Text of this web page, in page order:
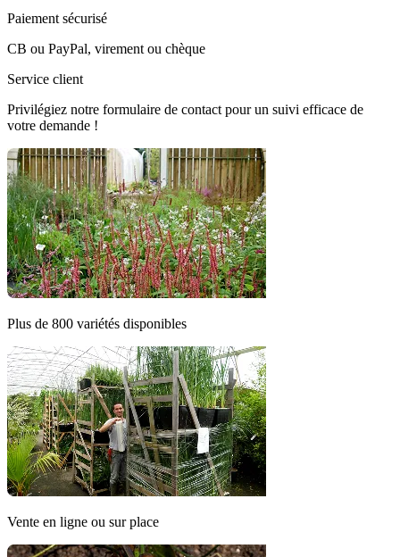
Paiement sécurisé
CB ou PayPal, virement ou chèque
Service client
Privilégiez notre formulaire de contact pour un suivi efficace de
votre demande !
Plus de 800 variétés disponibles
Vente en ligne ou sur place